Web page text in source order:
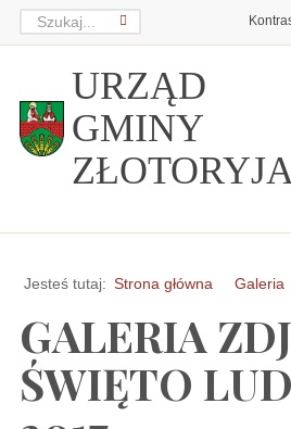
URZĄD
GMINY
Jesteś tutaj: Strona główna Galeria
GALERIA
ŚWIĘTO